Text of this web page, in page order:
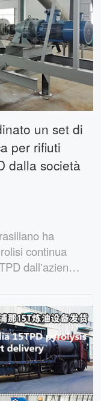
un set di
per rifiuti
dalla società
ha
continua
dall'azienda